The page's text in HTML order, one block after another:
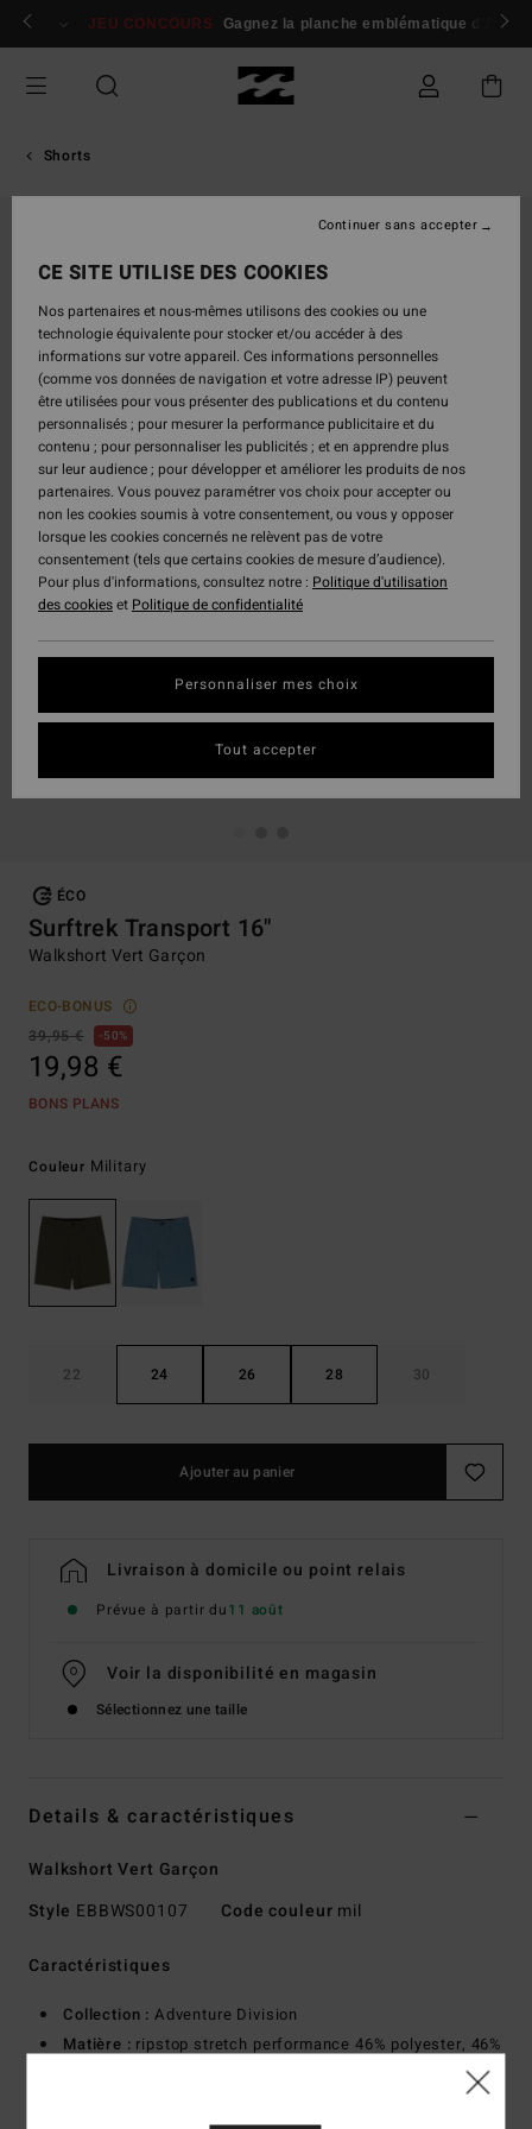
Passer
Se connecter / s'inscrire
JEU CONCOURS Gagnez la planche emblématique d'Andy
Shorts
ÉCO
Surftrek Transport 16"
Walkshort Vert Garçon
ECO-BONUS
39,95 €
50%
19,98 €
BONS PLANS
Couleur Military
22 24 26 28 30
Ajouter au panier
Livraison à domicile ou point relais
Prévue à partir du11 août
Voir la disponibilité en magasin
Sélectionnez une taille
Details & caractéristiques
Walkshort Vert Garçon
Style EBBWS00107 Code couleur mil
Caractéristiques
Collection : Adventure Division
Matière : ripstop stretch performance 46% polyester, 46%
CE SITE UTILISE DES COOKIES
Nos partenaires et nous-mêmes utilisons des cookies ou une
technologie équivalente pour stocker et/ou accéder à des
informations sur votre appareil. Ces informations personnelles
(comme vos données de navigation et votre adresse IP) peuvent
être utilisées pour vous présenter des publications et du contenu
personnalisés ; pour mesurer la performance publicitaire et du
contenu ; pour personnaliser les publicités ; et en apprendre plus
sur leur audience ; pour développer et améliorer les produits de nos
partenaires. Vous pouvez paramétrer vos choix pour accepter ou
non les cookies soumis à votre consentement, ou vous y opposer
lorsque les cookies concernés ne relèvent pas de votre
consentement (tels que certains cookies de mesure d’audience).
Pour plus d'informations, consultez notre : Politique d'utilisation
des cookieset Politique de confidentialité
Personnaliser mes choix
Continuer sans accepter
Tout accepter